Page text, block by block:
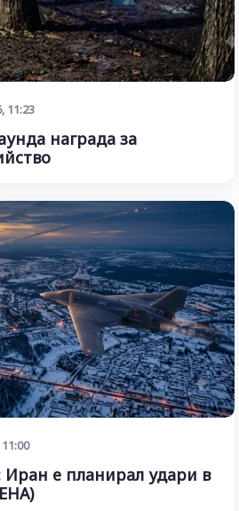
11:23
награда за
Иран е планирал удари в